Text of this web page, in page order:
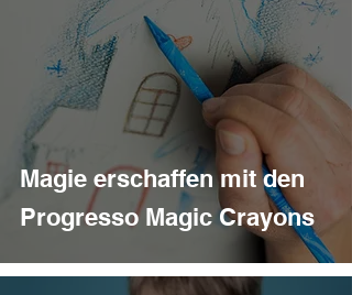
Magie erschaffen mit den
Progresso Magic Crayons